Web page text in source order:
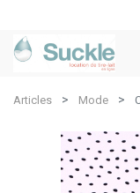
Articles Mode
Erreur client
Copiez
Une erreur s'est
Utilisez le bouton
service de support.